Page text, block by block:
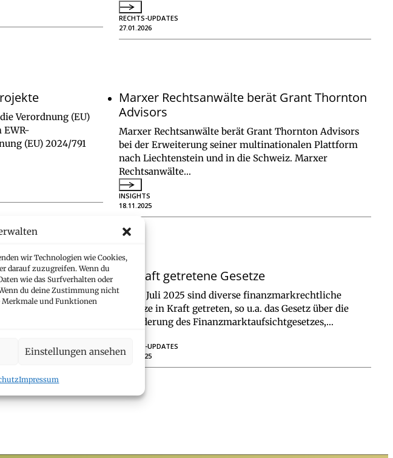
wir Technologien wie Cookies,
darauf zuzugreifen. Wenn du
wie das Surfverhalten oder
du deine Zustimmung nicht
und Funktionen
Einstellungen ansehen
Impressum
RECHTS-UPDATES
27.01.2026
Verordnung (EU)
EWR-
(EU) 2024/791
Marxer Rechtsanwälte berät Grant Thornton
Advisors
Marxer Rechtsanwälte berät Grant Thornton Advisors
bei der Erweiterung seiner multinationalen Plattform
nach Liechtenstein und in die Schweiz. Marxer
Rechtsanwälte…
INSIGHTS
18.11.2025
dass Dr. Florian
jährige
In Kraft getretene Gesetze
Am 1. Juli 2025 sind diverse finanzmarkrechtliche
Gesetze in Kraft getreten, so u.a. das Gesetz über die
Abänderung des Finanzmarktaufsichtgesetzes,…
RECHTS-UPDATES
21.07.2025